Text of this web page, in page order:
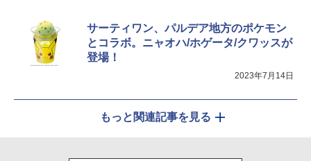
サーティワン、パルデア地方のポケモン
とコラボ。ニャオハ/ホゲータ/クワッスが
登場！
2023年7月14日
もっと関連記事を見る